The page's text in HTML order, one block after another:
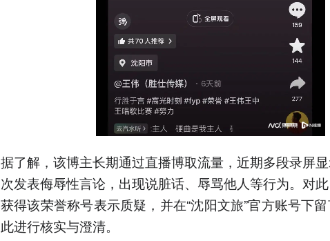
据了解，该博主长期通过直播博取流量，近期多段录屏
次发表侮辱性言论，出现说脏话、辱骂他人等行为。对
获得该荣誉称号表示质疑，并在“沈阳文旅”官方账号下
此进行核实与澄清。